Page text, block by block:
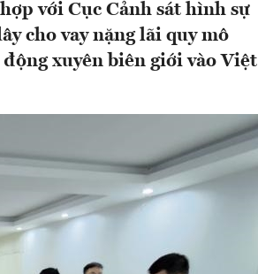
với Cục Cảnh sát hình sự
cho vay nặng lãi quy mô
xuyên biên giới vào Việt